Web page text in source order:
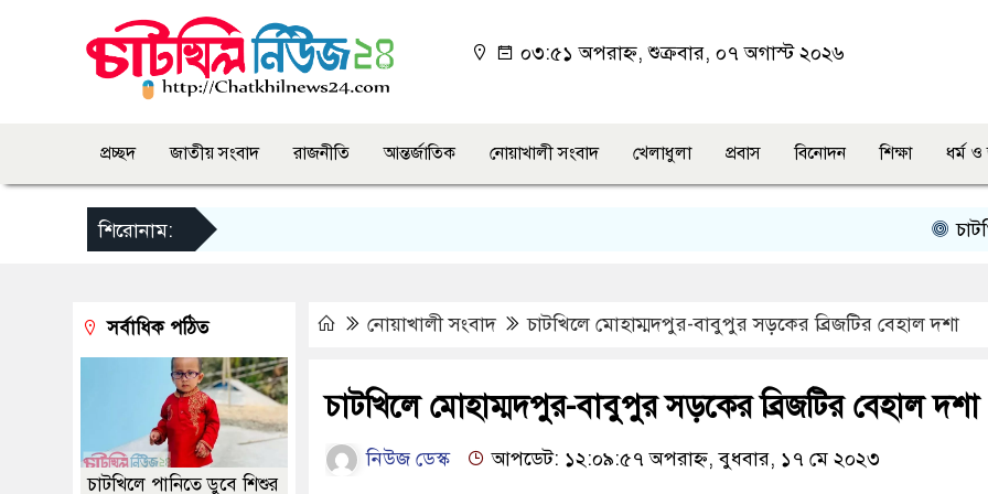
০৩:৫১ অপরাহ্ন, শুক্রবার, ০৭ অগাস্ট ২০২৬
প্রচ্ছদ জাতীয় সংবাদ রাজনীতি আন্তর্জাতিক নোয়াখালী সংবাদ খেলাধুলা প্রবাস বিনোদন শিক্ষা ধর্ম
শিরোনাম:
নোয়াখালী সংবাদ চাটখিলে মোহাম্মদপুর-বাবুপুর সড়কের ব্রিজটির বেহাল দশা
চাটখিলে মোহাম্মদপুর-বাবুপুর সড়কের ব্রিজটির বেহাল দশা
নিউজ ডেস্ক আপডেট: ১২:০৯:৫৭ অপরাহ্ন, বুধবার, ১৭ মে ২০২৩
সর্বাধিক পঠিত
চাটখিলে পানিতে ডুবে শিশুর